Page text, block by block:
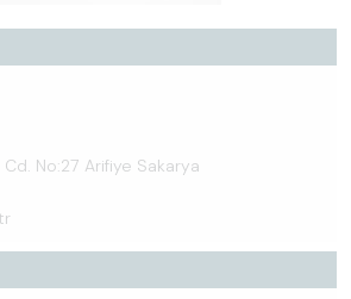
Cd. No:27 Arifiye Sakarya